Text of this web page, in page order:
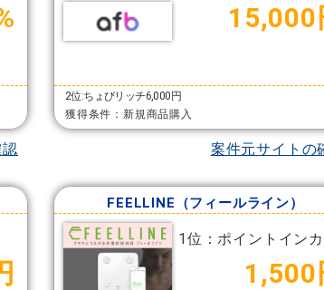
15,000
2位:ちょびリッチ6,000円
獲得条件：新規商品購入
案件元サイトの
FEELLINE（フィールライン）
1位：ポイントイン
1,500